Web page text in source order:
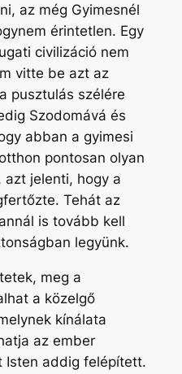
az még Gyimesnél
érintetlen. Egy
civilizáció nem
vitte be azt az
pusztulás szélére
Szodomává és
abban a gyimesi
pontosan olyan
azt jelenti, hogy a
Tehát az
is tovább kell
legyünk.
meg a
a közelgő
kínálata
az ember
Isten addig felépített.